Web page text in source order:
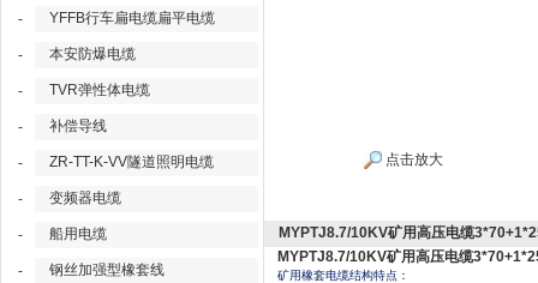
- YFFB行车扁电缆扁平电缆
- 本安防爆电缆
- TVR弹性体电缆
- 补偿导线
- ZR-TT-K-VV隧道照明电缆
- 变频器电缆
- 船用电缆
- 钢丝加强型橡套线
点击放大
MYPTJ8.7/10KV矿用高压电缆
MYPTJ8.7/10KV矿用高压电缆
矿用橡套电缆结构特点：